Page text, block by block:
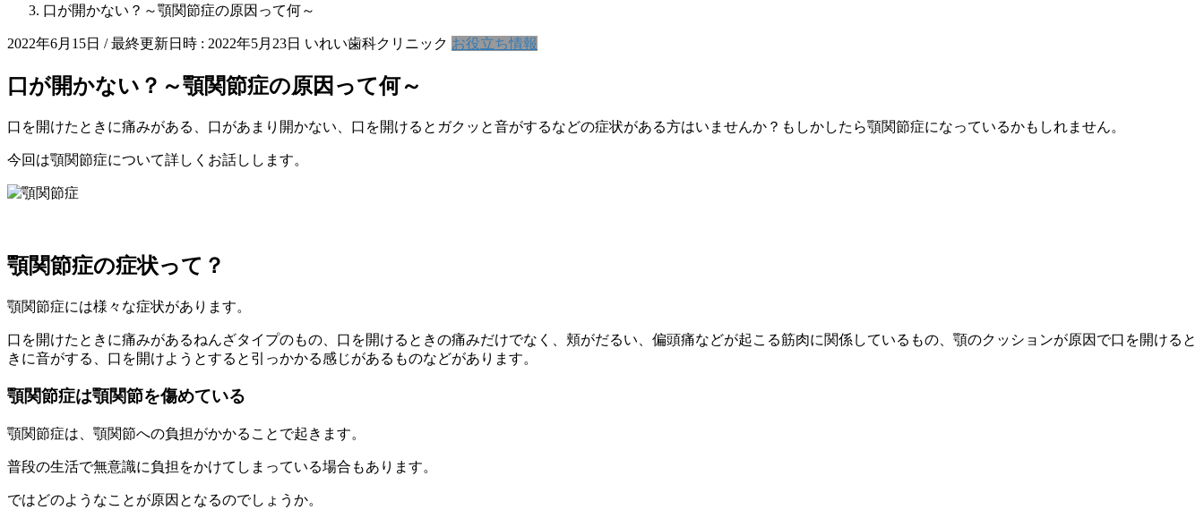
口が開かない？～顎関節症の原因って何～
2022年6月15日 / 最終更新日時 : 2022年5月23日 いれい歯科クリニック お役立ち情報
口が開かない？～顎関節症の原因って何～
口を開けたときに痛みがある、口があまり開かない、口を開けるとガクッと音がするなどの症状がある方はいませんか？もしかしたら顎関節症になっているかもしれません。
今回は顎関節症について詳しくお話しします。
顎関節症の症状って？
顎関節症には様々な症状があります。
口を開けたときに痛みがあるねんざタイプのもの、口を開けるときの痛みだけでなく、頬がだるい、偏頭痛などが起こる筋肉に関係しているもの、顎のクッションが原因で口を開けると
きに音がする、口を開けようとすると引っかかる感じがあるものなどがあります。
顎関節症は顎関節を傷めている
顎関節症は、顎関節への負担がかかることで起きます。
普段の生活で無意識に負担をかけてしまっている場合もあります。
ではどのようなことが原因となるのでしょうか。